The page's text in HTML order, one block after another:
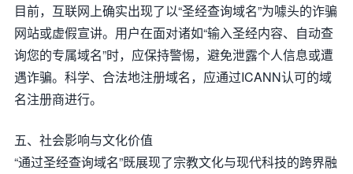
目前，互联网上确实出现了以“圣经查询域名”为噱头的诈骗
网站或虚假宣讲。用户在面对诸如“输入圣经内容、自动查
询您的专属域名”时，应保持警惕，避免泄露个人信息或遭
遇诈骗。科学、合法地注册域名，应通过ICANN认可的域
名注册商进行。
五、社会影响与文化价值
“通过圣经查询域名”既展现了宗教文化与现代科技的跨界融